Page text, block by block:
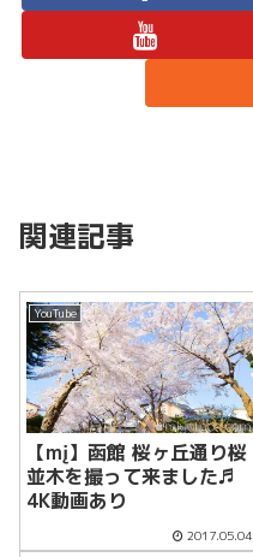
関連記事
YouTube
【mį】函館 桜ヶ丘通り桜
並木を撮って来ました♬
4K動画あり
2017.05.04